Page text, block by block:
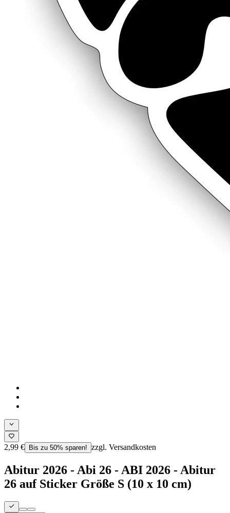
2,99 € Bis zu 50% sparen! zzgl. Versandkosten
Abitur 2026 - Abi 26 - ABI 2026 - Abitur
26 auf Sticker Größe S (10 x 10 cm)